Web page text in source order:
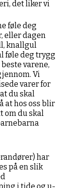
det liker vi
føle deg
eller dagen
knallgul
føle deg trygg
varene,
Vi
varer for
du skal
at hos oss blir
om du skal
har
på en slik